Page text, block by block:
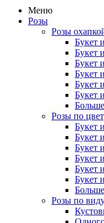
Меню
Розы
Розы
Букет
Букет
Букет
Букет
Букет
Букет
Больше
Розы по
Букет
Букет
Букет
Букет
Букет
Букет
Больше
Розы по